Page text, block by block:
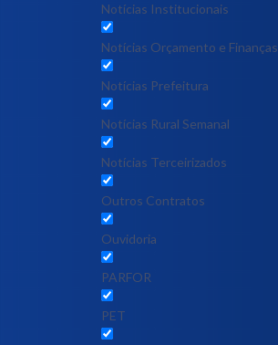
Notícias Institucionais
Notícias Orçamento e Finanças
Notícias Prefeitura
Notícias Rural Semanal
Notícias Terceirizados
Outros Contratos
Ouvidoria
PARFOR
PET